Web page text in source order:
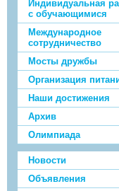
Индивидуальная
с обучающимися
Международное
сотрудничество
Мосты дружбы
Организация
Наши достижения
Архив
Олимпиада
Новости
Объявления